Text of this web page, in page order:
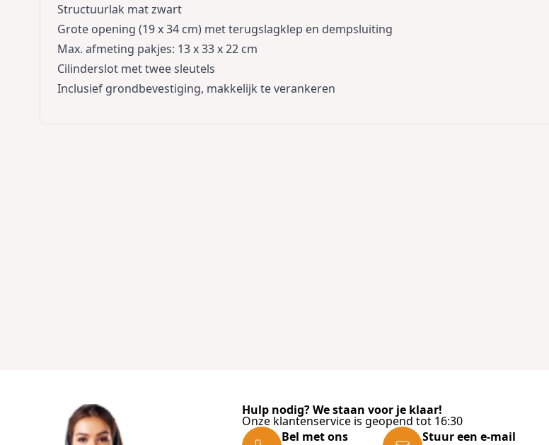
Structuurlak mat zwart
Grote opening (19 x 34 cm) met terugslagklep en dempsluiting
Max. afmeting pakjes: 13 x 33 x 22 cm
Cilinderslot met twee sleutels
Inclusief grondbevestiging, makkelijk te verankeren
Hulp nodig? We staan voor je klaar!
Onze klantenservice is geopend tot 16:30
Bel met ons
Stuur een e-mail